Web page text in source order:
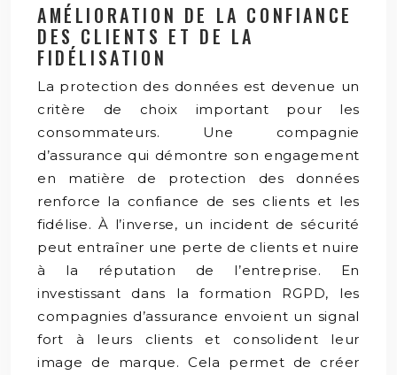
AMÉLIORATION DE LA CONFIANCE
DES CLIENTS ET DE LA
FIDÉLISATION
La protection des données est devenue un
critère de choix important pour les
consommateurs. Une compagnie
d’assurance qui démontre son engagement
en matière de protection des données
renforce la confiance de ses clients et les
fidélise. À l’inverse, un incident de sécurité
peut entraîner une perte de clients et nuire
à la réputation de l’entreprise. En
investissant dans la formation RGPD, les
compagnies d’assurance envoient un signal
fort à leurs clients et consolident leur
image de marque. Cela permet de créer